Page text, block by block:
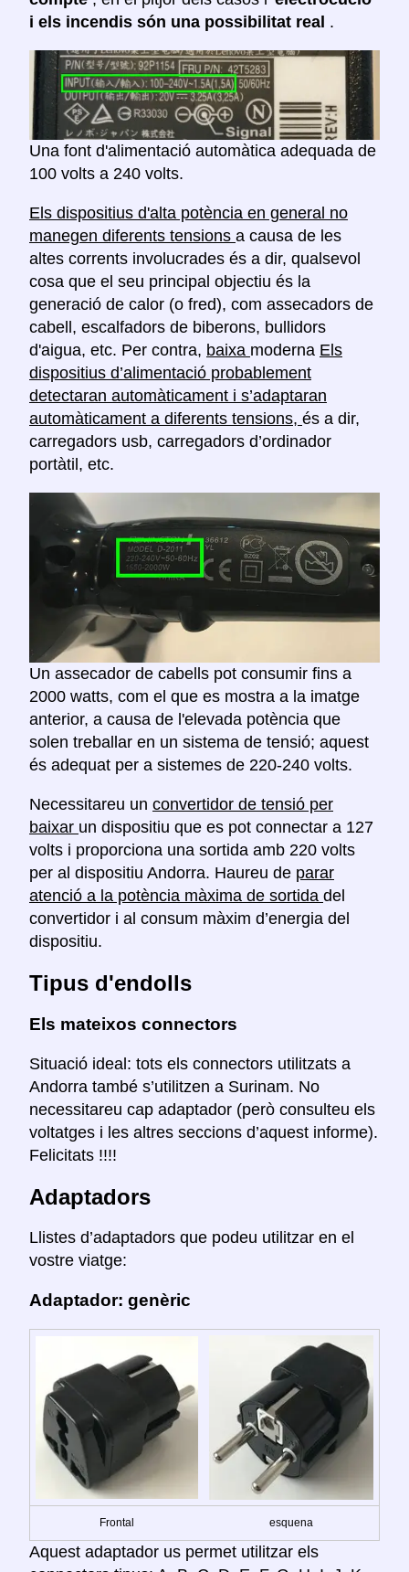
i els incendis són una possibilitat real .
Una font d'alimentació automàtica adequada de
100 volts a 240 volts.
Els dispositius d'alta potència en general no
manegen diferents tensions a causa de les
altes corrents involucrades és a dir, qualsevol
cosa que el seu principal objectiu és la
generació de calor (o fred), com assecadors de
cabell, escalfadors de biberons, bullidors
d'aigua, etc. Per contra, baixa moderna Els
dispositius d’alimentació probablement
detectaran automàticament i s’adaptaran
automàticament a diferents tensions, és a dir,
carregadors usb, carregadors d’ordinador
portàtil, etc.
Un assecador de cabells pot consumir fins a
2000 watts, com el que es mostra a la imatge
anterior, a causa de l'elevada potència que
solen treballar en un sistema de tensió; aquest
és adequat per a sistemes de 220-240 volts.
Necessitareu un convertidor de tensió per
baixar un dispositiu que es pot connectar a 127
volts i proporciona una sortida amb 220 volts
per al dispositiu Andorra. Haureu de parar
atenció a la potència màxima de sortida del
convertidor i al consum màxim d’energia del
dispositiu.
Tipus d'endolls
Els mateixos connectors
Situació ideal: tots els connectors utilitzats a
Andorra també s’utilitzen a Surinam. No
necessitareu cap adaptador (però consulteu els
voltatges i les altres seccions d’aquest informe).
Felicitats !!!!
Adaptadors
Llistes d’adaptadors que podeu utilitzar en el
vostre viatge:
Adaptador: genèric
Frontal esquena
Aquest adaptador us permet utilitzar els